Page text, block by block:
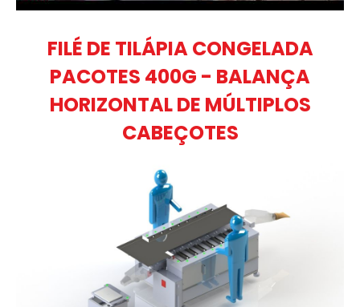
FILÉ DE TILÁPIA CONGELADA
PACOTES 400G - BALANÇA
HORIZONTAL DE MÚLTIPLOS
CABEÇOTES